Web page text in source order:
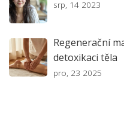
srp, 14 2023
Regenerační
detoxikaci těla
pro, 23 2025